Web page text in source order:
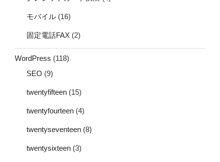
モバイル (16)
固定電話FAX (2)
WordPress (118)
SEO (9)
twentyfifteen (15)
twentyfourteen (4)
twentyseventeen (8)
twentysixteen (3)